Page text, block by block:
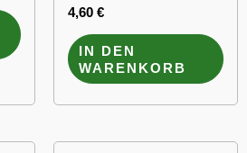
4,60 €
IN DEN
WARENKORB